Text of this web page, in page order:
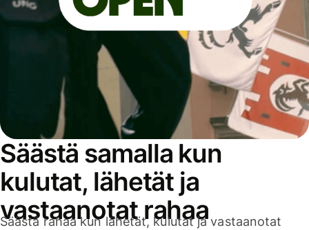
Säästä samalla kun
kulutat, lähetät ja
vastaanotat rahaa
Säästä rahaa kun lähetät, kulutat ja vastaanotat